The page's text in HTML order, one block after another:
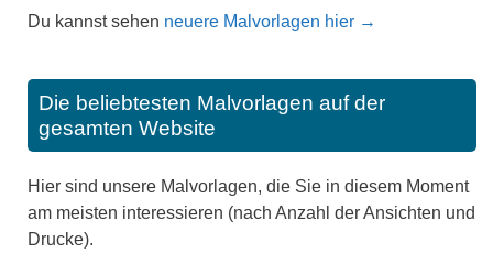
Du kannst sehen neuere Malvorlagen hier →
Die beliebtesten Malvorlagen auf der
gesamten Website
Hier sind unsere Malvorlagen, die Sie in diesem Moment
am meisten interessieren (nach Anzahl der Ansichten und
Drucke).